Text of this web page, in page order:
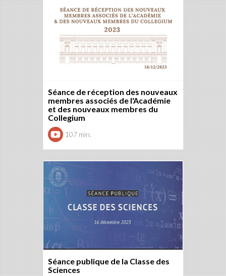
Séance de réception des nouveaux
membres associés de l'Académie
et des nouveaux membres du
Collegium
107 min.
Séance publique de la Classe des
Sciences